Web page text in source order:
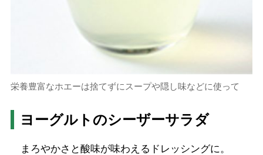
栄養豊富なホエーは捨てずにスープや隠し味などに使って
ヨーグルトのシーザーサラダ
まろやかさと酸味が味わえるドレッシングに。